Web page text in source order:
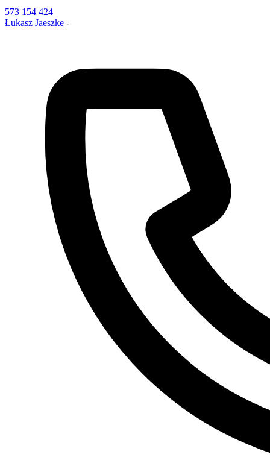
573 154 424
Łukasz Jaeszke -